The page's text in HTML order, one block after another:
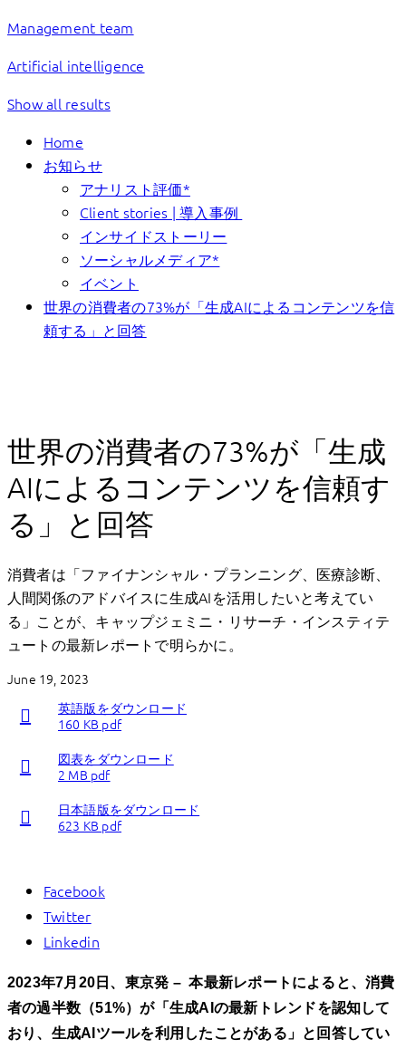
Management team
Artificial intelligence
Show all results
Home
お知らせ
アナリスト評価*
Client stories | 導入事例
インサイドストーリー
ソーシャルメディア*
イベント
世界の消費者の73%が「生成AIによるコンテンツを信
頼する」と回答
世界の消費者の73%が「生成
AIによるコンテンツを信頼す
る」と回答
消費者は「ファイナンシャル・プランニング、医療診断、
人間関係のアドバイスに生成AIを活用したいと考えてい
る」ことが、キャップジェミニ・リサーチ・インスティテ
ュートの最新レポートで明らかに。
June 19, 2023
英語版をダウンロード
160 KB pdf
図表をダウンロード
2 MB pdf
日本語版をダウンロード
623 KB pdf
Facebook
Twitter
Linkedin
2023年7月20日、東京発 – 本最新レポートによると、消費
者の過半数（51%）が「生成AIの最新トレンドを認知して
おり、生成AIツールを利用したことがある」と回答してい